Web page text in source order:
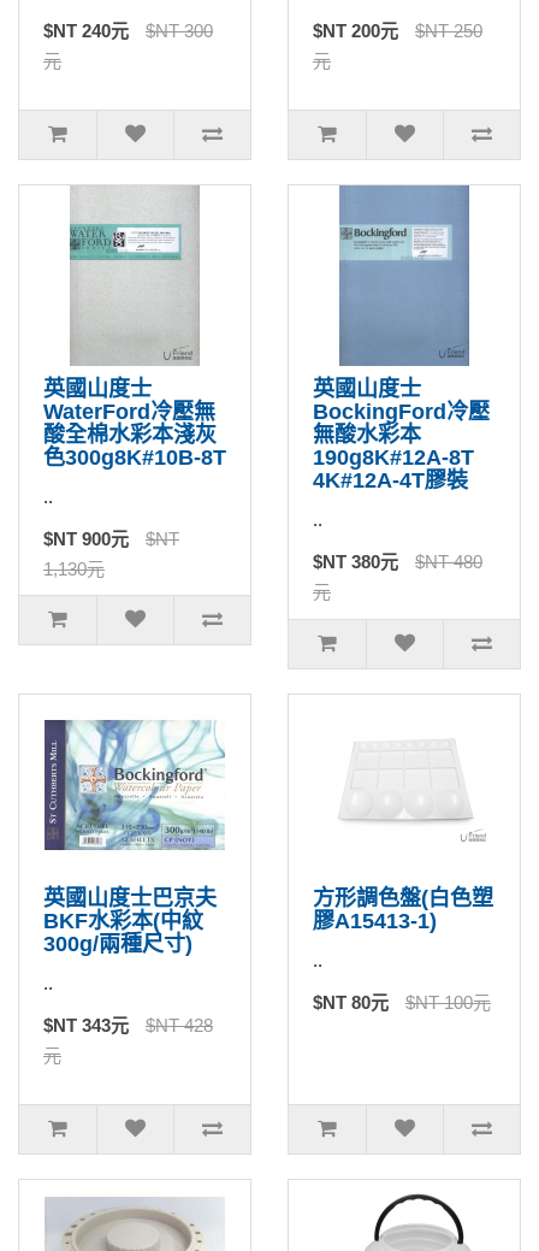
$NT 240元
$NT 300
元
$NT 200元
$NT 250
元
英國山度士
WaterFord冷壓無
酸全棉水彩本淺灰
色300g8K#10B-8T
..
$NT 900元
$NT
1,130元
英國山度士
BockingFord冷壓
無酸水彩本
190g8K#12A-8T
4K#12A-4T膠裝
..
$NT 380元
$NT 480
元
英國山度士巴京夫
BKF水彩本(中紋
300g/兩種尺寸)
..
$NT 343元
$NT 428
元
方形調色盤(白色塑
膠A15413-1)
..
$NT 80元 $NT 100元